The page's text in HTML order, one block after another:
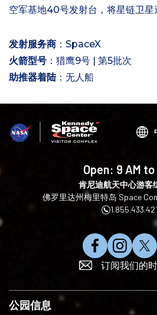
空军基地40号发射台，将星链卫星
发射服务商 ：SpaceX
火箭型号 ：猎鹰9号 | 第5批次
助推器着陆：无人船
Open: 9 AM to
肯尼迪航天中心游客
佛罗里达州梅里特岛 Space
在
c
在
I
s
在
X
关
订阅我们的
公园信息